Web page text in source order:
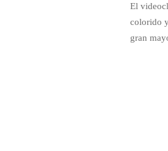
El
colorido
gran